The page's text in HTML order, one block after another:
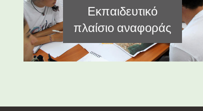
Εκπαιδευτικό
πλαίσιο αναφοράς